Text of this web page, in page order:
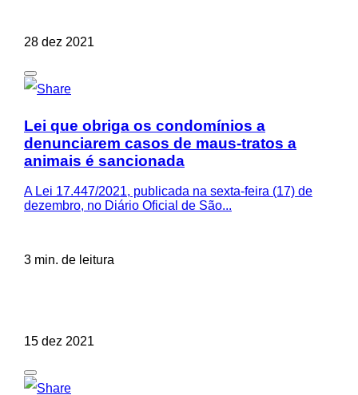
28 dez 2021
Lei que obriga os condomínios a
denunciarem casos de maus-tratos a
animais é sancionada
A Lei 17.447/2021, publicada na sexta-feira (17) de
dezembro, no Diário Oficial de São...
3 min. de leitura
15 dez 2021